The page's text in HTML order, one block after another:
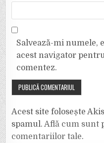
Salvează-mi numele,
acest navigator
comentez.
Acest site folosește
spamul.Află cum sunt
comentariilor tale.